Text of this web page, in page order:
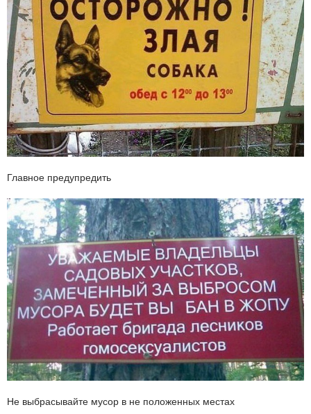
Главное предупредить
Не выбрасывайте мусор в не положенных местах